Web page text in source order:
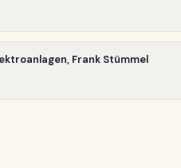
Frank Stümmel